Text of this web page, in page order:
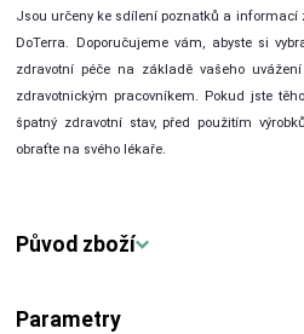
Jsou určeny ke sdílení poznatků a informací
DoTerra. Doporučujeme vám, abyste si
zdravotní péče na základě vašeho
zdravotnickým pracovníkem. Pokud jste
špatný zdravotní stav, před použitím
obraťte na svého lékaře.
Původ zboží
Parametry